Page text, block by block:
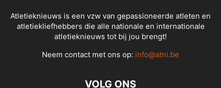
Atletieknieuws is een vzw van gepassioneerde atleten en
atletiekliefhebbers die alle nationale en internationale
atletieknieuws tot bij jou brengt!
Neem contact met ons op: info@atni.be
VOLG ONS